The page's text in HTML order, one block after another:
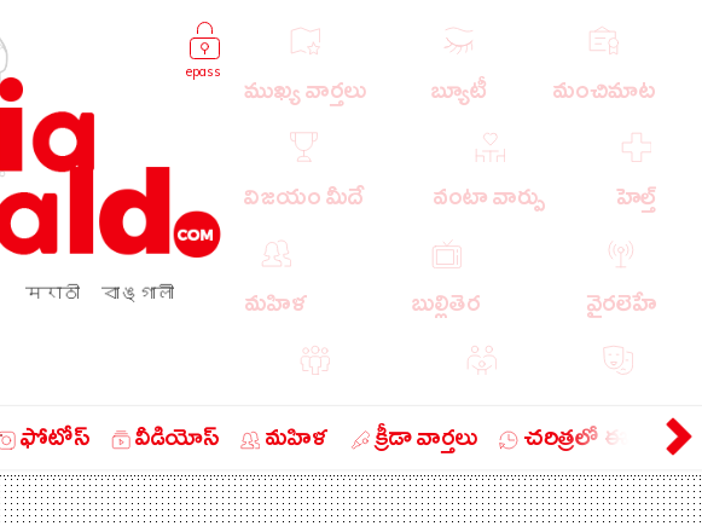
epass
मराठी
বাঙ্গালী
ముఖ్య వార్తలు బ్యూటీ మంచిమాట
విజయం మీదే వంటా వార్పు హెల్త్
మహిళ బుల్లితెర వైరలెహే
పాపులర్ వార్తలు
ఫోటోస్ వీడియోస్ మహిళ క్రీడా వార్తలు చరిత్రలో ఈ రోజు